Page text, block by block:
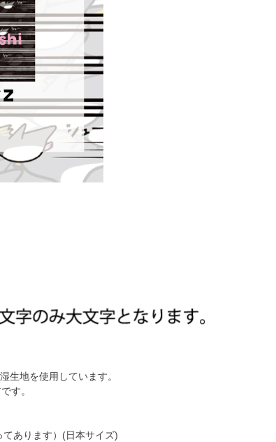
生地を使用しています。
す。
あります）(日本サイズ)